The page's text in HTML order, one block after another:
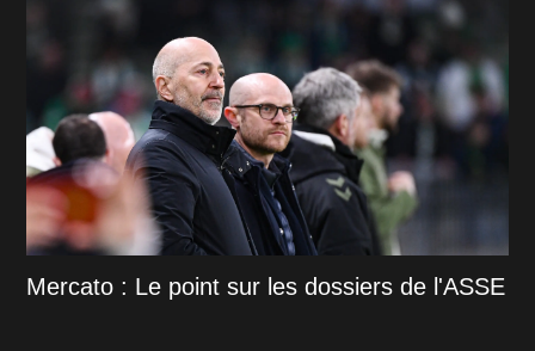
Mercato : Le point sur les dossiers de l'ASSE